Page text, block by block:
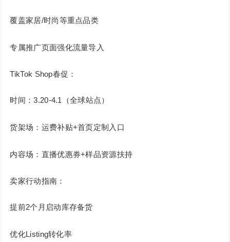
覆盖家居/时尚等重点品类
专属推广页面强化流量导入
TikTok Shop春促：
时间：3.20-4.1（全球站点）
货架场：运费补贴+首页定制入口
内容场：直播优惠券+样品资源扶持
卖家行动指南：
提前2个月启动库存备货
优化Listing转化率